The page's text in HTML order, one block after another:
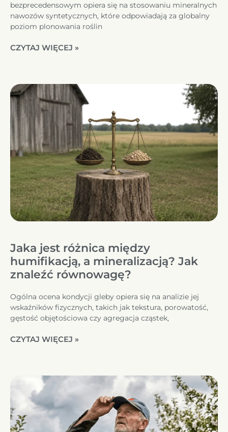
bezprecedensowym opiera się na stosowaniu mineralnych
nawozów syntetycznych, które odpowiadają za globalny
poziom plonowania roślin
CZYTAJ WIĘCEJ »
Jaka jest różnica między
humifikacją, a mineralizacją? Jak
znaleźć równowagę?
Ogólna ocena kondycji gleby opiera się na analizie jej
wskaźników fizycznych, takich jak tekstura, porowatość,
gęstość objętościowa czy agregacja cząstek,
CZYTAJ WIĘCEJ »